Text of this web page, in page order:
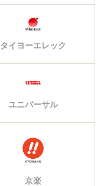
タイヨーエレック
ユニバーサル
京楽